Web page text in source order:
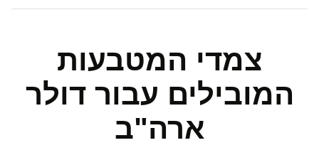
צמדי המטבעות
המובילים עבור דולר
ארה"ב